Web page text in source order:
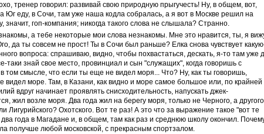
тренер говорил: развивай свою природную прыгучесть! Ну, в общем, вот,
Юг еду, в Сочи, там уже наша кодла собралась, а я вот в Москве решил на
значит, гоп-компания; никогда такого слова не слышала? Странно.
а тебе некоторые мои слова незнакомы. Мне это нравится, ты, я
да ты совсем не прост! Ты в Сочи был раньше? Елка снова чувствует
вопроса: спрашиваю, видно, чтобы похвастаться, дескать, я-то там уже
таки знай свое место, провинциал и сын "служащих", когда говоришь с
том смысле, что если ты еще не видел моря... Что? Ну, как ты говоришь,
видел море. Там, в Казани, как видно и море самое большое или, по крайней
вдруг начинает проявлять снисходительность, напускать джек-
жил возле моря. Два года жил на берегу моря, только не Черного, а
Лигурийского? Охотского. Вот те раз! А это что за выражение такое "вот те
года в Магадане и, в общем, там как раз и среднюю школу окончил.
получше любой московской, с прекрасным спортзалом.